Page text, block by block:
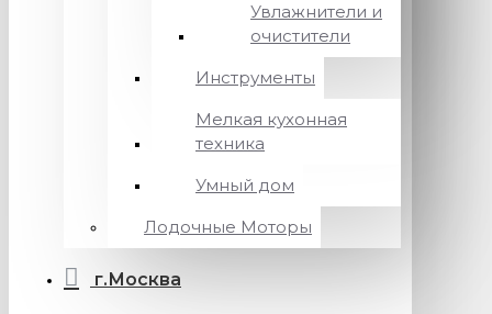
Увлажнители и
очистители
Инструменты
Мелкая кухонная
техника
Умный дом
Лодочные Моторы
г.Москва